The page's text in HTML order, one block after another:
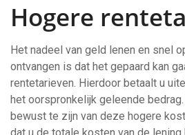
Hogere
Het nadeel van geld lenen en snel
ontvangen is dat het gepaard kan
rentetarieven. Hierdoor betaalt u
het oorspronkelijk geleende
bewust te zijn van deze hogere